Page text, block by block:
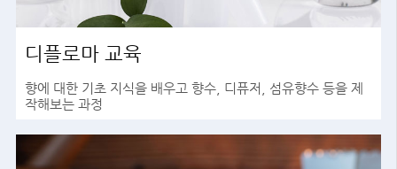
디플로마 교육
향에 대한 기초 지식을 배우고 향수, 디퓨저, 섬유향수 등을 제
작해보는 과정
바로가기